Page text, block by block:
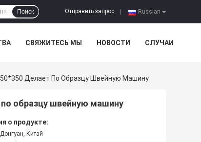
Russian
Отправить запрос
Поиск
СВЯЖИТЕСЬ МЫ НОВОСТИ СЛУЧАИ
Делает По Образцу Швейную Машину
образцу швейную машину
о продукте:
Донгуан, Китай